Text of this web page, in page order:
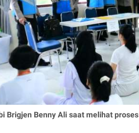
Brigjen Benny Ali saat melihat